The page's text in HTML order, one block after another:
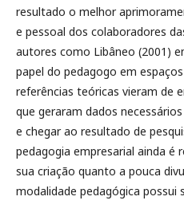
resultado o melhor
e pessoal dos colaboradores
autores como Libâneo (2001)
papel do pedagogo em
referências teóricas vieram de
que geraram dados
e chegar ao resultado de
pedagogia empresarial ainda
sua criação quanto a pouca
modalidade pedagógica possui